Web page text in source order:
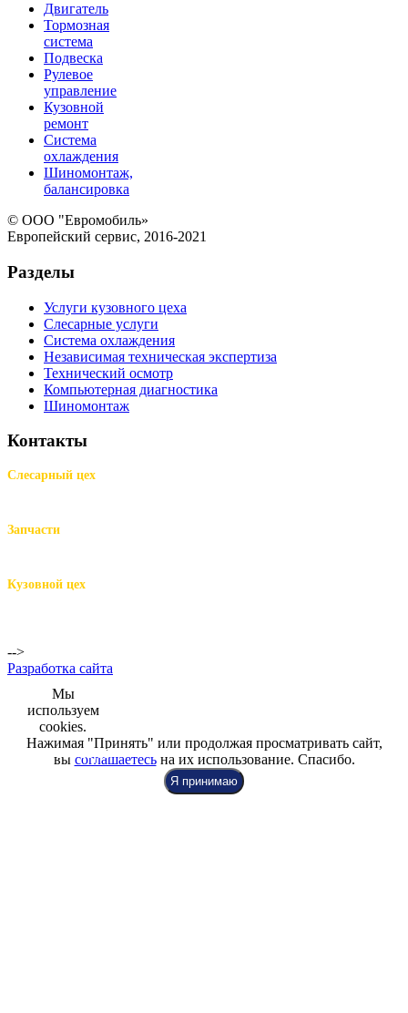
Двигатель
Тормозная
система
Подвеска
Рулевое
управление
Кузовной
ремонт
Система
охлаждения
Шиномонтаж,
балансировка
© ООО "Евромобиль»
Европейский сервис, 2016-2021
Разделы
Услуги кузовного цеха
Слесарные услуги
Система охлаждения
Независимая техническая экспертиза
Технический осмотр
Компьютерная диагностика
Шиномонтаж
Контакты
Слесарный цех
+7 (812) 942-00-99
Запчасти
+7 (812) 918-80-40
Кузовной цех
+7 (812) 926-86-86
-->
Разработка сайта
Мы
используем
cookies.
Нажимая "Принять" или продолжая просматривать сайт,
вы соглашаетесьна их использование. Спасибо.
Я принимаю